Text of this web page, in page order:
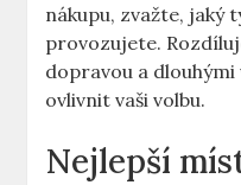
nákupu, zvažte, ‍jaký
provozujete.
dopravou a
ovlivnit vaši volbu.
Nejlepší